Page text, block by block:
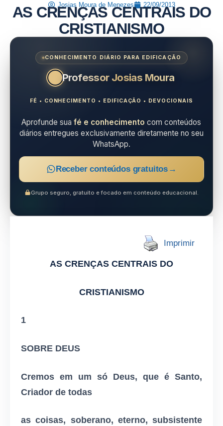
Josias Moura de Menezes 22/09/2013
AS CRENÇAS CENTRAIS DO
CRISTIANISMO
CONHECIMENTO DIÁRIO PARA EDIFICAÇÃO
Professor Josias Moura
FÉ • CONHECIMENTO • EDIFICAÇÃO • DEVOCIONAIS
Aprofunde suafé e conhecimento com conteúdos
diários entregues exclusivamente diretamente no seu
WhatsApp.
Receber conteúdos gratuitos →
Grupo seguro, gratuito e focado em conteúdo educacional.
Imprimir
AS CRENÇAS CENTRAIS DO
CRISTIANISMO
1
SOBRE DEUS
Cremos em um só Deus, que é Santo,
Criador de todas
as coisas, soberano, eterno, subsistente